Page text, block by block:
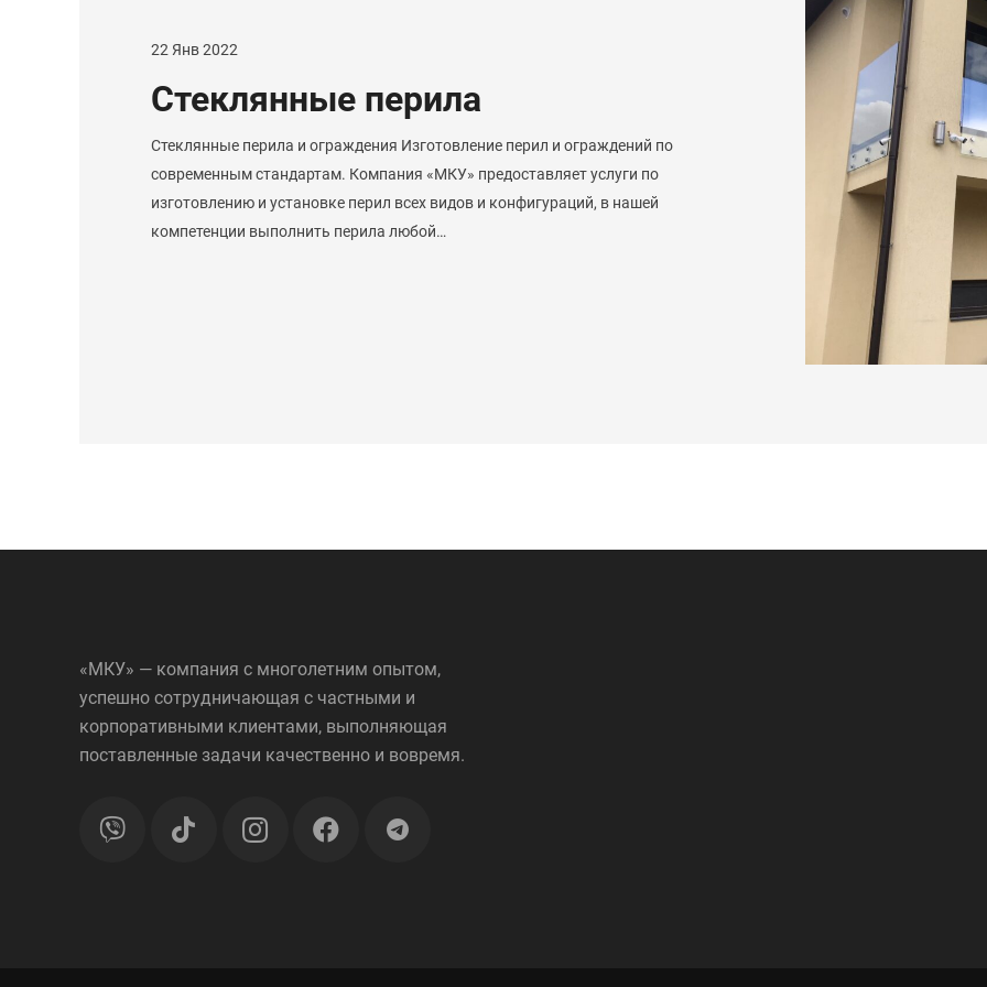
22 Янв 2022
Стеклянные перила
Стеклянные перила и ограждения Изготовление перил и ограждений по
современным стандартам. Компания «МКУ» предоставляет услуги по
изготовлению и установке перил всех видов и конфигураций, в нашей
компетенции выполнить перила любой…
«МКУ» — компания с многолетним опытом,
успешно сотрудничающая с частными и
корпоративными клиентами, выполняющая
поставленные задачи качественно и вовремя.
telegram